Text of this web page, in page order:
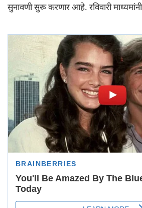
सुनावणी सुरू करणार आहे. रविवारी